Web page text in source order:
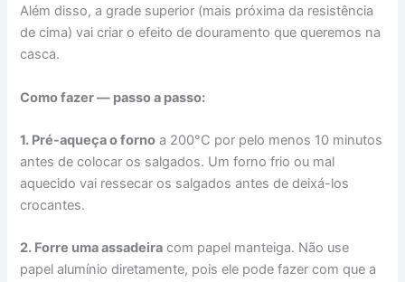
Além disso, a grade superior (mais próxima da resistência
de cima) vai criar o efeito de douramento que queremos na
casca.
Como fazer — passo a passo:
1. Pré-aqueça o forno a 200°C por pelo menos 10 minutos
antes de colocar os salgados. Um forno frio ou mal
aquecido vai ressecar os salgados antes de deixá-los
crocantes.
2. Forre uma assadeira com papel manteiga. Não use
papel alumínio diretamente, pois ele pode fazer com que a